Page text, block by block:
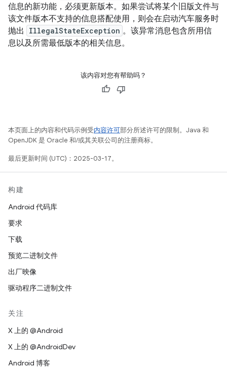
信息的新功能，必须更新版本。如果尝试将某个旧版文件与
该文件版本不支持的信息搭配使用，则会在启动汽车服务时
抛出
IllegalStateException 。该异常消息包含所用信
息以及所需最低版本的相关信息。
该内容对您有帮助吗？
本页面上的内容和代码示例受内容许可部分所述许可的限制。Java 和
OpenJDK 是 Oracle 和/或其关联公司的注册商标。
最后更新时间 (UTC)：2025-03-17。
构建
Android 代码库
要求
下载
预览二进制文件
出厂映像
驱动程序二进制文件
关注
X 上的 @Android
X 上的 @AndroidDev
Android 博客